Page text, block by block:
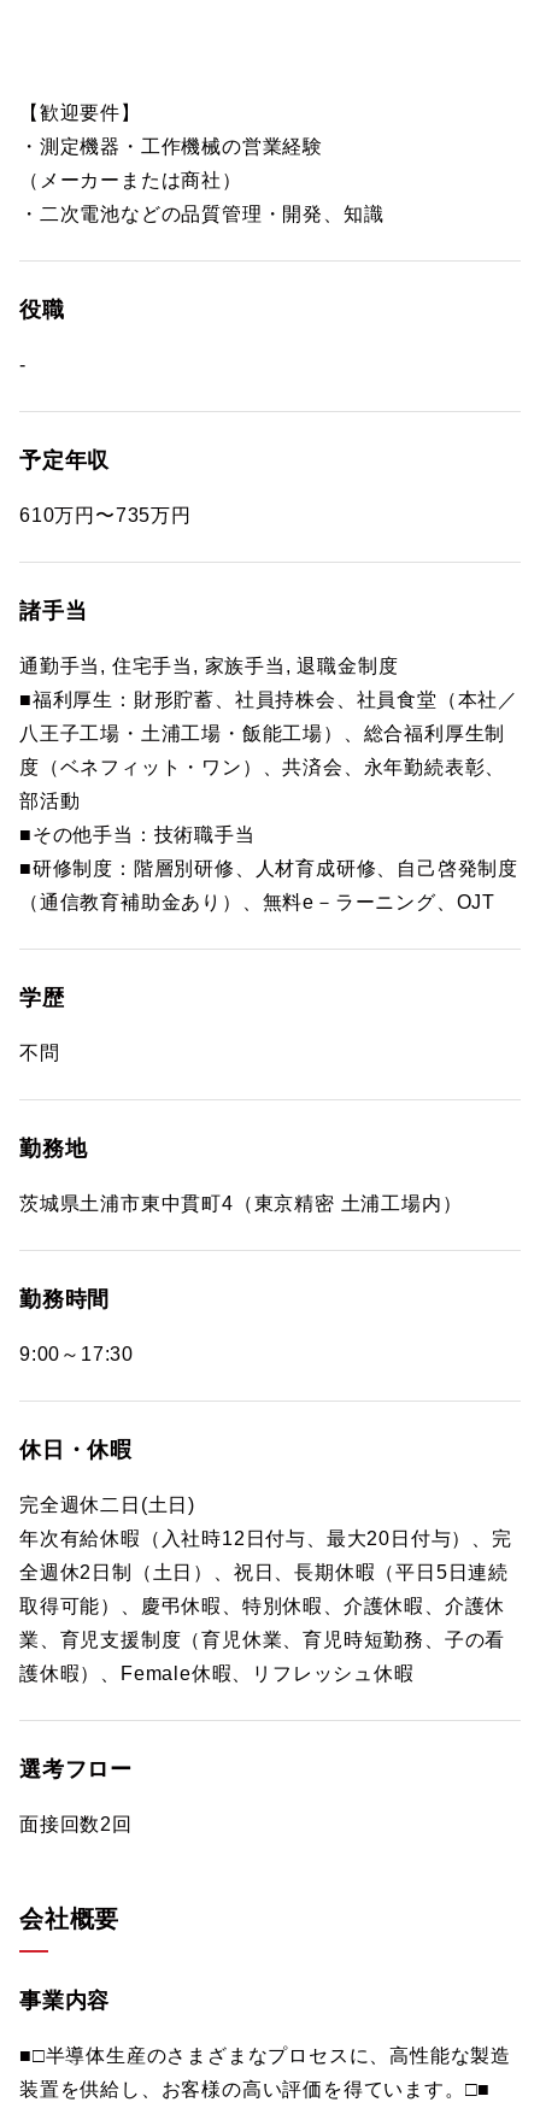
【歓迎要件】
・測定機器・工作機械の営業経験
（メーカーまたは商社）
・二次電池などの品質管理・開発、知識
役職
-
予定年収
610万円〜735万円
諸手当
通勤手当, 住宅手当, 家族手当, 退職金制度
■福利厚生：財形貯蓄、社員持株会、社員食堂（本社／
八王子工場・土浦工場・飯能工場）、総合福利厚生制
度（ベネフィット・ワン）、共済会、永年勤続表彰、
部活動
■その他手当：技術職手当
■研修制度：階層別研修、人材育成研修、自己啓発制度
（通信教育補助金あり）、無料e－ラーニング、OJT
学歴
不問
勤務地
茨城県土浦市東中貫町4（東京精密 土浦工場内）
勤務時間
9:00～17:30
休日・休暇
完全週休二日(土日)
年次有給休暇（入社時12日付与、最大20日付与）、完
全週休2日制（土日）、祝日、長期休暇（平日5日連続
取得可能）、慶弔休暇、特別休暇、介護休暇、介護休
業、育児支援制度（育児休業、育児時短勤務、子の看
護休暇）、Female休暇、リフレッシュ休暇
選考フロー
面接回数2回
会社概要
事業内容
■□半導体生産のさまざまなプロセスに、高性能な製造
装置を供給し、お客様の高い評価を得ています。□■